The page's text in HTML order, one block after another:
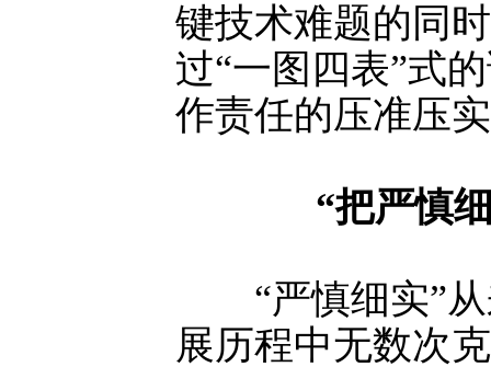
键技术难题的同
过“一图四表”式
作责任的压准压
“把严慎
“严慎细实”从
展历程中无数次